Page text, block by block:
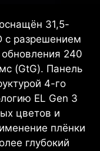
31,5-
с разрешением
240
(GtG). Панель
4-го
EL Gen 3
цветов и
плёнки
глубокий